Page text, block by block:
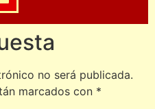
no será publicada.
marcados con *